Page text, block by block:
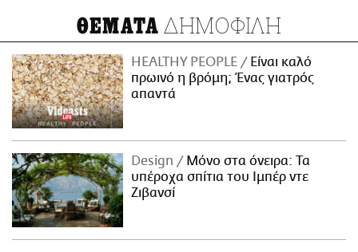
ΘΕΜΑΤΑ ΔΗΜΟΦΙΛΗ
HEALTHY PEOPLE
Είναι καλό
πρωινό η βρόμη; Ένας γιατρός
απαντά
Design
Μόνο στα όνειρα: Τα
υπέροχα σπίτια του Ιμπέρ ντε
Ζιβανσί